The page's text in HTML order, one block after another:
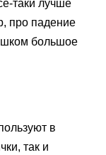
таки лучше
про падение
большое
в
так и